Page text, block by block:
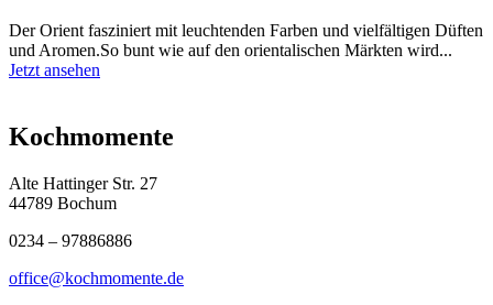
Der Orient fasziniert mit leuchtenden Farben und vielfältigen Düften
und Aromen.So bunt wie auf den orientalischen Märkten wird...
Jetzt ansehen
Kochmomente
Alte Hattinger Str. 27
44789 Bochum
0234 – 97886886
office@kochmomente.de